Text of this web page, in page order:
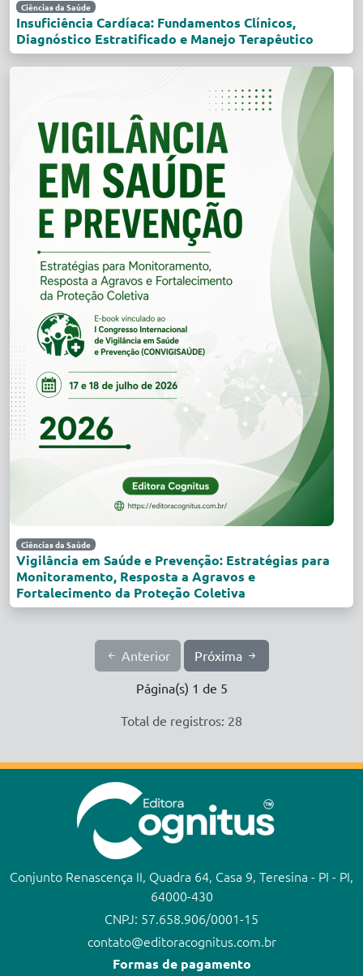
Ciências da Saúde
Insuficiência Cardíaca: Fundamentos Clínicos,
Diagnóstico Estratificado e Manejo Terapêutico
Ciências da Saúde
Vigilância em Saúde e Prevenção: Estratégias para
Monitoramento, Resposta a Agravos e
Fortalecimento da Proteção Coletiva
Anterior
Próxima
Página(s) 1 de 5
Total de registros: 28
Conjunto Renascença II, Quadra 64, Casa 9, Teresina - PI - PI,
64000-430
CNPJ: 57.658.906/0001-15
contato@editoracognitus.com.br
Formas de pagamento